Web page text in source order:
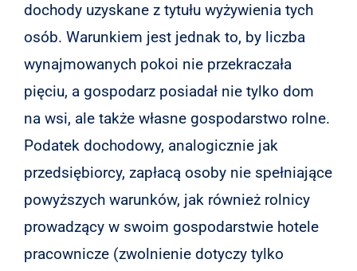
dochody uzyskane z tytułu wyżywienia tych
osób. Warunkiem jest jednak to, by liczba
wynajmowanych pokoi nie przekraczała
pięciu, a gospodarz posiadał nie tylko dom
na wsi, ale także własne gospodarstwo rolne.
Podatek dochodowy, analogicznie jak
przedsiębiorcy, zapłacą osoby nie spełniające
powyższych warunków, jak również rolnicy
prowadzący w swoim gospodarstwie hotele
pracownicze (zwolnienie dotyczy tylko